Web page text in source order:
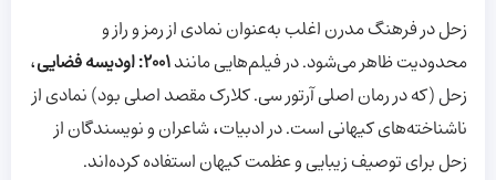
زحل در فرهنگ مدرن اغلب به‌عنوان نمادی از رمز و راز و
محدودیت ظاهر می‌شود. در فیلم‌هایی مانند2001: اودیسه فضایی
،
زحل (که در رمان اصلی آرتور سی. کلارک مقصد اصلی بود) نمادی از
ناشناخته‌های کیهانی است. در ادبیات، شاعران و نویسندگان از
زحل برای توصیف زیبایی و عظمت کیهان استفاده کرده‌اند.